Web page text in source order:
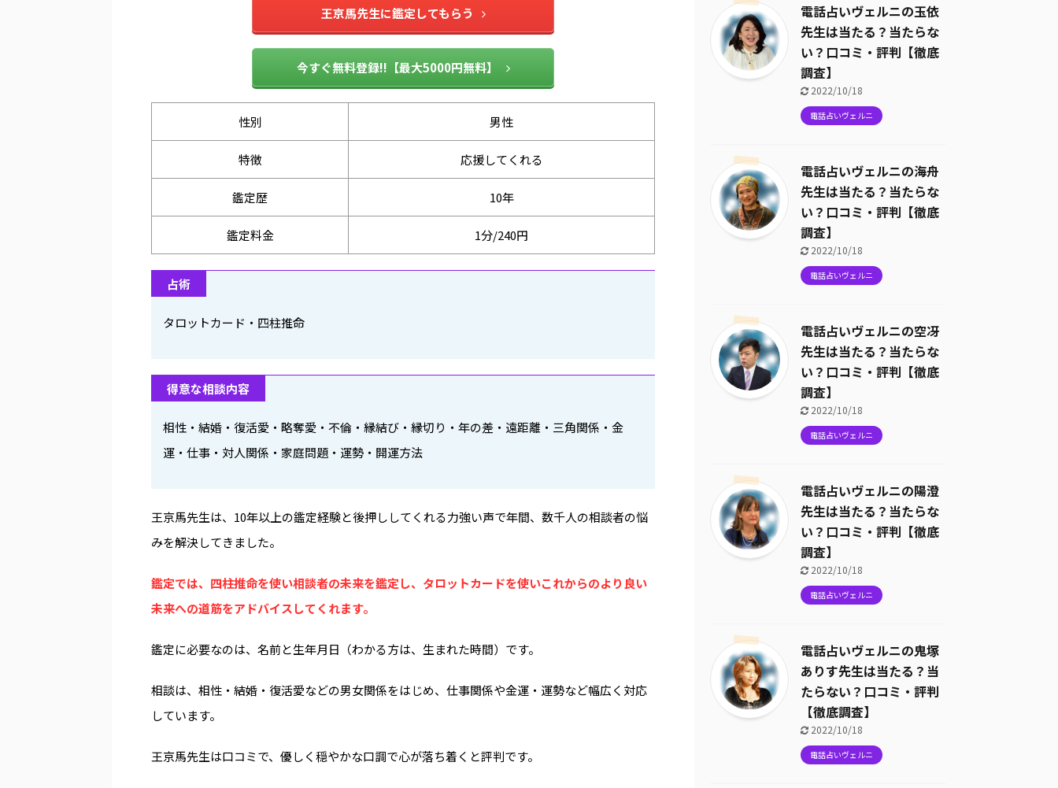
王京馬先生に鑑定してもらう
今すぐ無料登録!!【最大5000円無料】
性別 男性
特徴 応援してくれる
鑑定歴 10年
鑑定料金 1分/240円
占術
タロットカード・四柱推命
得意な相談内容
相性・結婚・復活愛・略奪愛・不倫・縁結び・縁切り・年の差・遠距離・三角関係・金
運・仕事・対人関係・家庭問題・運勢・開運方法
王京馬先生は、10年以上の鑑定経験と後押ししてくれる力強い声で年間、数千人の相談者の悩
みを解決してきました。
鑑定では、四柱推命を使い相談者の未来を鑑定し、タロットカードを使いこれからのより良い
未来への道筋をアドバイスしてくれます。
鑑定に必要なのは、名前と生年月日（わかる方は、生まれた時間）です。
相談は、相性・結婚・復活愛などの男女関係をはじめ、仕事関係や金運・運勢など幅広く対応
しています。
王京馬先生は口コミで、優しく穏やかな口調で心が落ち着くと評判です。
電話占いヴェルニの玉依
先生は当たる？当たらな
い？口コミ・評判【徹底
調査】
2022/10/18
電話占いヴェルニ
電話占いヴェルニの海舟
先生は当たる？当たらな
い？口コミ・評判【徹底
調査】
2022/10/18
電話占いヴェルニ
電話占いヴェルニの空冴
先生は当たる？当たらな
い？口コミ・評判【徹底
調査】
2022/10/18
電話占いヴェルニ
電話占いヴェルニの陽澄
先生は当たる？当たらな
い？口コミ・評判【徹底
調査】
2022/10/18
電話占いヴェルニ
電話占いヴェルニの鬼塚
ありす先生は当たる？当
たらない？口コミ・評判
【徹底調査】
2022/10/18
電話占いヴェルニ